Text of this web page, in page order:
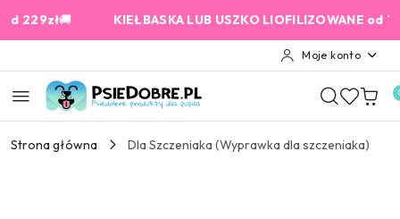
Przejdź do treści głównej
Przejdź do wyszukiwarki
Przejdź do moje konto
Przejdź do menu głównego
Przejdź do opisu produktu
Przejdź do stopki
🚚 KIEŁBASKA LUB USZKO LIOFILIZOWANE od 159
Moje konto
Strona główna Dla Szczeniaka (Wyprawka dla szczeniaka)